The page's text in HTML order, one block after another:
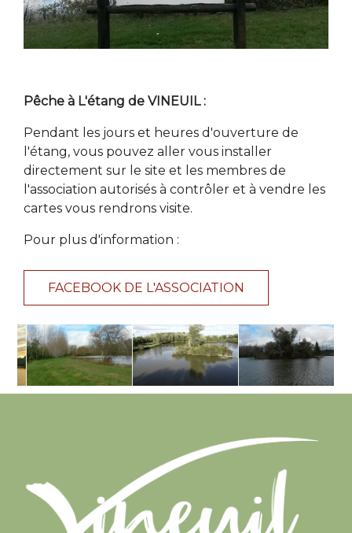
Pêche à L'étang de VINEUIL :
Pendant les jours et heures d'ouverture de
l'étang, vous pouvez aller vous installer
directement sur le site et les membres de
l'association autorisés à contrôler et à vendre les
cartes vous rendrons visite.
Pour plus d'information :
FACEBOOK DE L'ASSOCIATION